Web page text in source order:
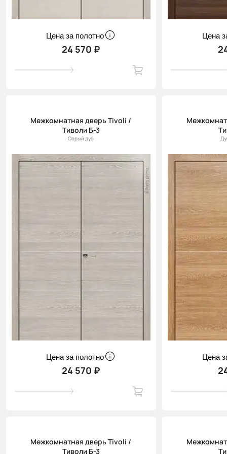
Цена за полотно
24 570 ₽
Цена
Межкомнатная дверь Tivoli /
Тиволи Б-3
Серый дуб
Цена за полотно
24 570 ₽
Цена
Межкомнатная дверь Tivoli /
Тиволи Б-3